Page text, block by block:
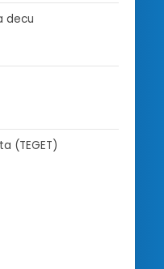
decu
(TEGET)